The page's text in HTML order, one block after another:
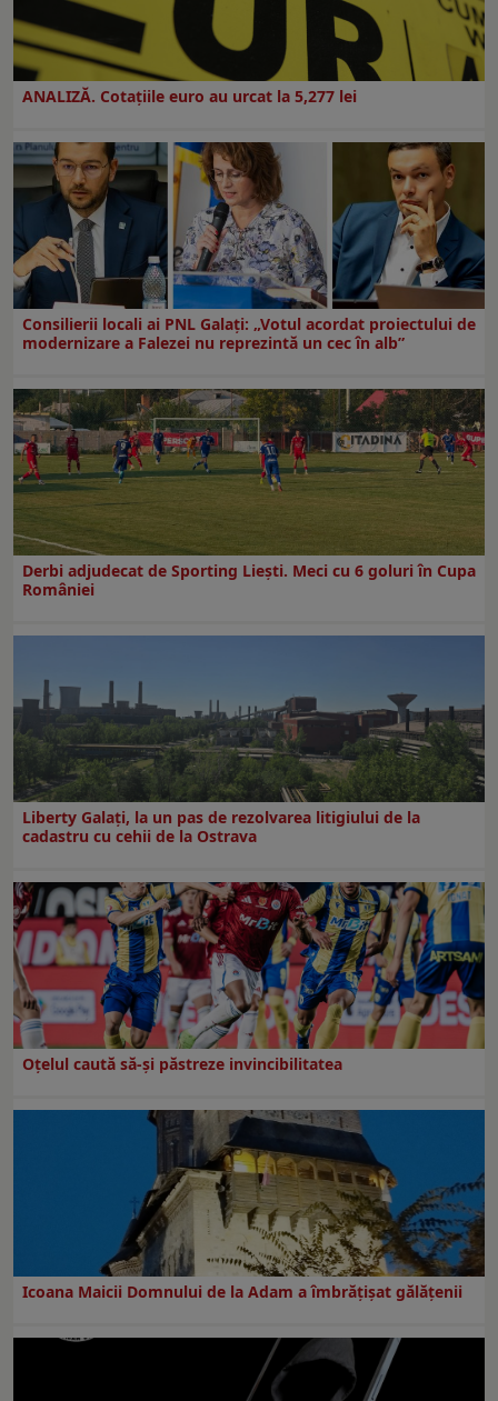
ANALIZĂ. Cotațiile euro au urcat la 5,277 lei
Consilierii locali ai PNL Galaţi: „Votul acordat proiectului de
modernizare a Falezei nu reprezintă un cec în alb”
Derbi adjudecat de Sporting Liești. Meci cu 6 goluri în Cupa
României
Liberty Galați, la un pas de rezolvarea litigiului de la
cadastru cu cehii de la Ostrava
Oțelul caută să-și păstreze invincibilitatea
Icoana Maicii Domnului de la Adam a îmbrățișat gălățenii